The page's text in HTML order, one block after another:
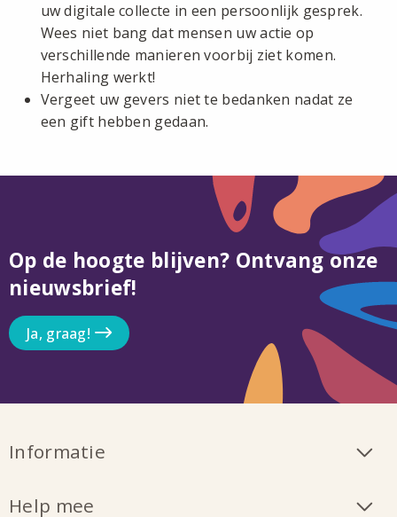
uw digitale collecte in een persoonlijk gesprek.
Wees niet bang dat mensen uw actie op
verschillende manieren voorbij ziet komen.
Herhaling werkt!
Vergeet uw gevers niet te bedanken nadat ze
een gift hebben gedaan.
Op de hoogte blijven? Ontvang onze
nieuwsbrief!
Ja, graag!
Informatie
Help mee